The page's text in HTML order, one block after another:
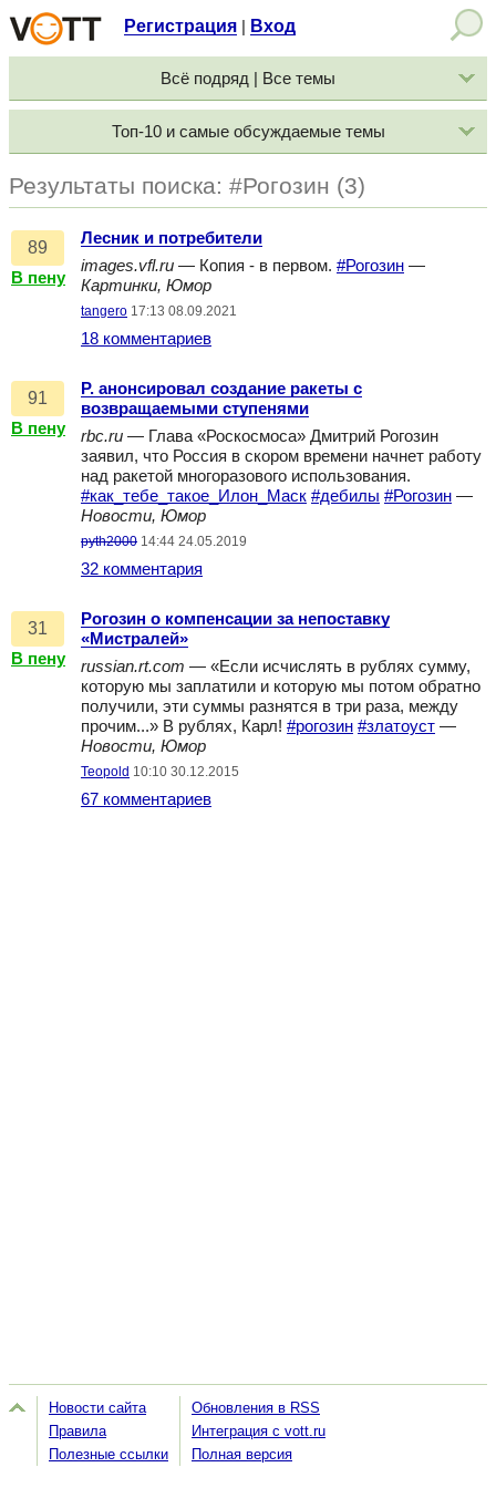
Регистрация Вход
Всё подряд | Все темы
Топ-10 и самые обсуждаемые темы
Результаты поиска: #Рогозин (3)
89
В пену
Лесник и потребители
images.vfl.ru — Копия - в первом. #Рогозин —
Картинки, Юмор
tangero 17:13 08.09.2021
18 комментариев
91
В пену
Р. анонсировал создание ракеты с
возвращаемыми ступенями
rbc.ru — Глава «Роскосмоса» Дмитрий Рогозин
заявил, что Россия в скором времени начнет работу
над ракетой многоразового использования.
#как_тебе_такое_Илон_Маск #дебилы #Рогозин —
Новости, Юмор
pyth2000 14:44 24.05.2019
32 комментария
31
В пену
Рогозин о компенсации за непоставку
«Мистралей»
russian.rt.com — «Если исчислять в рублях сумму,
которую мы заплатили и которую мы потом обратно
получили, эти суммы разнятся в три раза, между
прочим...» В рублях, Карл! #рогозин #златоуст —
Новости, Юмор
Teopold 10:10 30.12.2015
67 комментариев
Новости сайта
Правила
Полезные ссылки
Обновления в RSS
Интеграция с vott.ru
Полная версия